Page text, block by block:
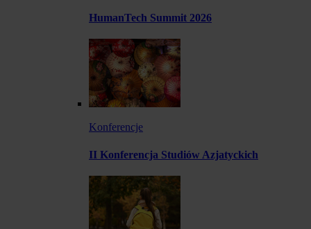
HumanTech Summit 2026
Konferencje
II Konferencja Studiów Azjatyckich